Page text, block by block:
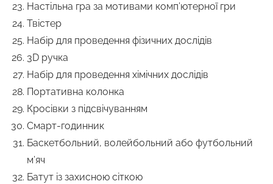
Настільна гра за мотивами комп’ютерної гри
Твістер
Набір для проведення фізичних дослідів
3D ручка
Набір для проведення хімічних дослідів
Портативна колонка
Кросівки з підсвічуванням
Смарт-годинник
Баскетбольний, волейбольний або футбольний
м’яч
Батут із захисною сіткою